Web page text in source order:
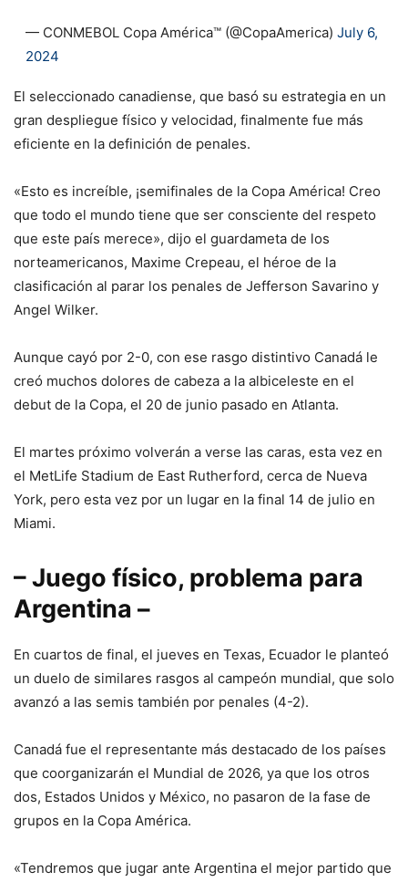
— CONMEBOL Copa América™️ (@CopaAmerica) July 6,
2024
El seleccionado canadiense, que basó su estrategia en un
gran despliegue físico y velocidad, finalmente fue más
eficiente en la definición de penales.
«Esto es increíble, ¡semifinales de la Copa América! Creo
que todo el mundo tiene que ser consciente del respeto
que este país merece», dijo el guardameta de los
norteamericanos, Maxime Crepeau, el héroe de la
clasificación al parar los penales de Jefferson Savarino y
Angel Wilker.
Aunque cayó por 2-0, con ese rasgo distintivo Canadá le
creó muchos dolores de cabeza a la albiceleste en el
debut de la Copa, el 20 de junio pasado en Atlanta.
El martes próximo volverán a verse las caras, esta vez en
el MetLife Stadium de East Rutherford, cerca de Nueva
York, pero esta vez por un lugar en la final 14 de julio en
Miami.
– Juego físico, problema para
Argentina –
En cuartos de final, el jueves en Texas, Ecuador le planteó
un duelo de similares rasgos al campeón mundial, que solo
avanzó a las semis también por penales (4-2).
Canadá fue el representante más destacado de los países
que coorganizarán el Mundial de 2026, ya que los otros
dos, Estados Unidos y México, no pasaron de la fase de
grupos en la Copa América.
«Tendremos que jugar ante Argentina el mejor partido que